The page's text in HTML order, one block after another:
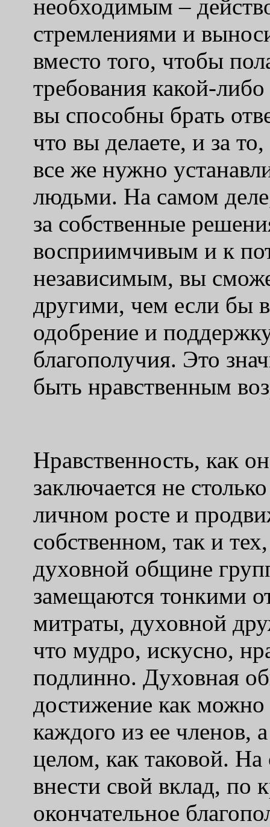
необходимым –
стремлениями и
вместо того, чтобы
требования какой-
вы способны брать
что вы делаете, и за
все же нужно
людьми. На самом
за собственные
восприимчивым и к
независимым, вы
другими, чем если бы
одобрение и
благополучия. Это
быть нравственным
Нравственность, как
заключается не
личном росте и
собственном, так и
духовной общине
замещаются тонкими
митраты, духовной
что мудро, искусно,
подлинно. Духовная
достижение как можно
каждого из ее членов,
целом, как таковой.
внести свой вклад, по
окончательное